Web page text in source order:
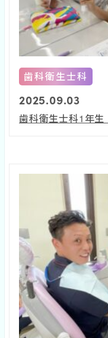
歯科衛生士科
2025.09.03
歯科衛生士科1年